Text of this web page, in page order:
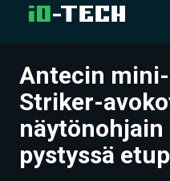
UUTISET
ARTIKKELIT
VIDEOT
Antecin
Striker-
näytönohjain
pystyssä